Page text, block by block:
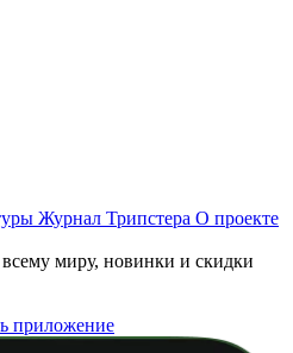
Журнал Трипстера О проекте
миру, новинки и скидки
приложение